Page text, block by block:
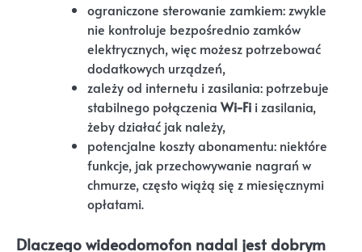
ograniczone sterowanie zamkiem: zwykle
nie kontroluje bezpośrednio zamków
elektrycznych, więc możesz potrzebować
dodatkowych urządzeń,
zależy od internetu i zasilania: potrzebuje
stabilnego połączenia Wi-Fi i zasilania,
żeby działać jak należy,
potencjalne koszty abonamentu: niektóre
funkcje, jak przechowywanie nagrań w
chmurze, często wiążą się z miesięcznymi
opłatami.
Dlaczego wideodomofon nadal jest dobrym